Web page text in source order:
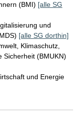
(BMI) [alle SG
und
[alle SG dorthin]
Klimaschutz,
Sicherheit (BMUKN)
und Energie